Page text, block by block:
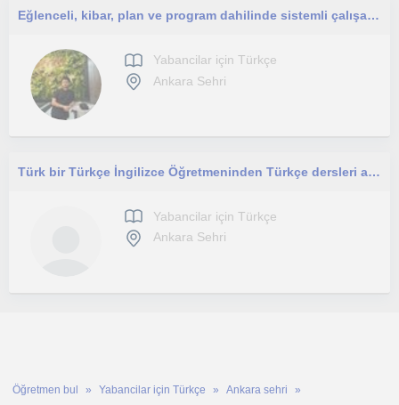
Eğlenceli, kibar, plan ve program dahilinde sistemli çalışabilen.
Yabancilar için Türkçe
Ankara Sehri
Türk bir Türkçe İngilizce Öğretmeninden Türkçe dersleri alın!
Yabancilar için Türkçe
Ankara Sehri
Öğretmen bul Yabancilar için Türkçe Ankara sehri